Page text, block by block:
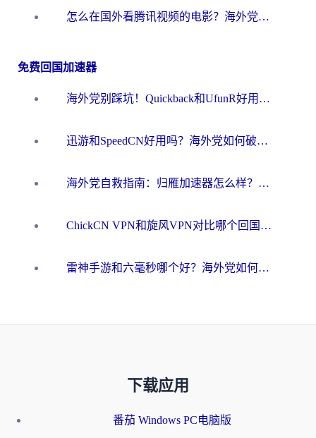
怎么在国外看腾讯视频的电影？海外党亲测有效的回国加速指南
免费回国加速器
海外党别踩坑！Quickback和UfunR好用吗？选对回国加速器才能无缝刷国内资源
迅游和SpeedCN好用吗？海外党如何破解那道看不见的墙
海外党自救指南：归雁加速器怎么样？教你避开坑实现国内资源无缝访问
ChickCN VPN和旋风VPN对比哪个回国效果更好？海外用户的选择困境与出路
雷神手游和六毫秒哪个好？海外党如何真正解锁国内资源
下载应用
番茄 Windows PC电脑版